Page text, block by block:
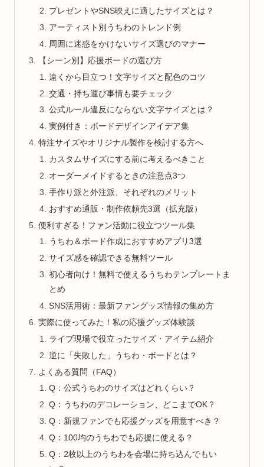
プレゼントやSNS映えに適したサイズとは？
アーティスト別うちわのトレンド例
周囲に迷惑をかけないサイズ選びのマナー
【シーン別】応援ボードの選び方
遠くから目立つ！文字サイズと配色のコツ
交通・持ち運び事情も要チェック
公式ルール違反にならない文字サイズとは？
実例付き：ボードデザインアイデア集
特注サイズやオリジナル製作を検討する方へ
カスタムサイズにする前に考えるべきこと
オーダーメイドするときの注意点3つ
手作り派と外注派、それぞれのメリット
おすすめ通販・制作依頼先3選（拡充版）
便利すぎる！ファン活動に役立つツール集
うちわ＆ボード作成におすすめアプリ3選
サイズ感を確認できる無料ツール
初心者向け！無料で使えるうちわテンプレートま
とめ
SNS活用術：最新ファングッズ情報の集め方
実際に使ってみた！私の応援グッズ体験談
ライブ現場で役立ったサイズ・アイテム紹介
逆に「失敗した」うちわ・ボードとは？
よくある質問（FAQ）
Q：公式うちわのサイズはどれくらい？
Q：うちわのデコレーション、どこまでOK？
Q：新規ファンでも応援グッズを用意すべき？
Q：100均のうちわでも応援に使える？
Q：2枚以上のうちわを会場に持ち込んでもい